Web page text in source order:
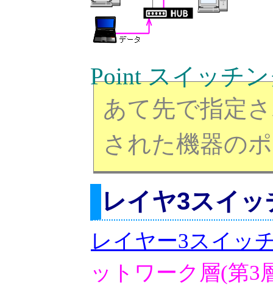
Point スイッチ
あて先で指定
された機器の
レイヤ3スイッ
レイヤー3スイッ
ットワーク層(第3